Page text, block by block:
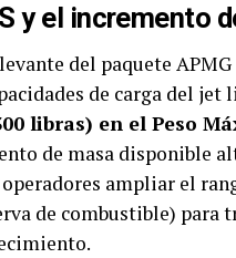
y el incremento
del paquete
de carga del
libras) en el Peso
de masa disponible
ampliar el
de combustible) para